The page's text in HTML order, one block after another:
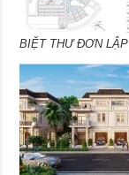
BIỆT THƯ ĐƠN LẬP